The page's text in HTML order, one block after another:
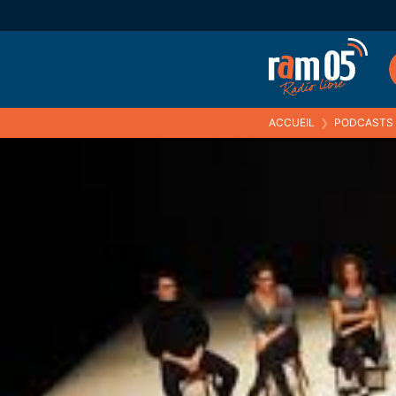
ACCUEIL ❯ PODCASTS